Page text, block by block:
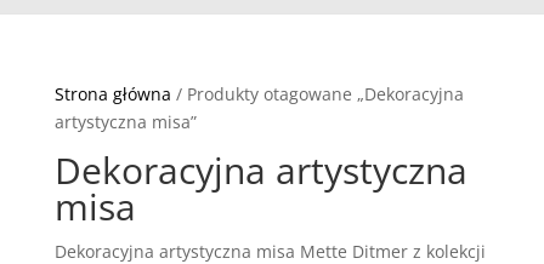
Strona główna / Produkty otagowane „Dekoracyjna
artystyczna misa”
Dekoracyjna artystyczna
misa
Dekoracyjna artystyczna misa Mette Ditmer z kolekcji